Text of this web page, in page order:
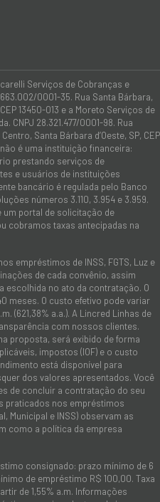
Serviços de Cobranças e
0001-35. Rua Santa Bárbara,
13450-013 e a Moreto Serviços de
CNPJ 28.321.477/0001-98. Rua
Santa Bárbara d’Oeste, SP, CEP
é uma instituição financeira:
prestando serviços de
e usuários de instituições
bancário é regulada pelo Banco
números 3.110, 3.954 e 3.959.
um portal de solicitação de
cobramos taxas antecipadas na
empréstimos de INSS, FGTS, Luz e
de cada convênio, assim
escolhida no ato da contratação. O
meses. O custo efetivo pode variar
(621,38% a.a.). A Lincred Linhas de
com nossos clientes.
proposta, será exibido de forma
impostos (IOF) e o custo
está disponível para
dos valores apresentados. Você
de concluir a contratação do seu
praticados nos empréstimos
Municipal e INSS) observam as
como a política da empresa
consignado: prazo mínimo de 6
de empréstimo R$ 100,00. Taxa
de 1,55% a.m. Informações